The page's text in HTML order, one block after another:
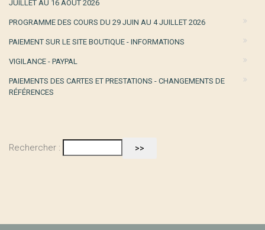
JUILLET AU 16 AOÛT 2026
PROGRAMME DES COURS DU 29 JUIN AU 4 JUILLET 2026
PAIEMENT SUR LE SITE BOUTIQUE - INFORMATIONS
VIGILANCE - PAYPAL
PAIEMENTS DES CARTES ET PRESTATIONS - CHANGEMENTS DE
RÉFÉRENCES
Rechercher :